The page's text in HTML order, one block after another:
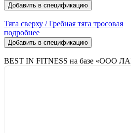
Добавить в спецификацию
Тяга сверху / Гребная тяга тросовая
подробнее
Добавить в спецификацию
BEST IN FITNESS на базе